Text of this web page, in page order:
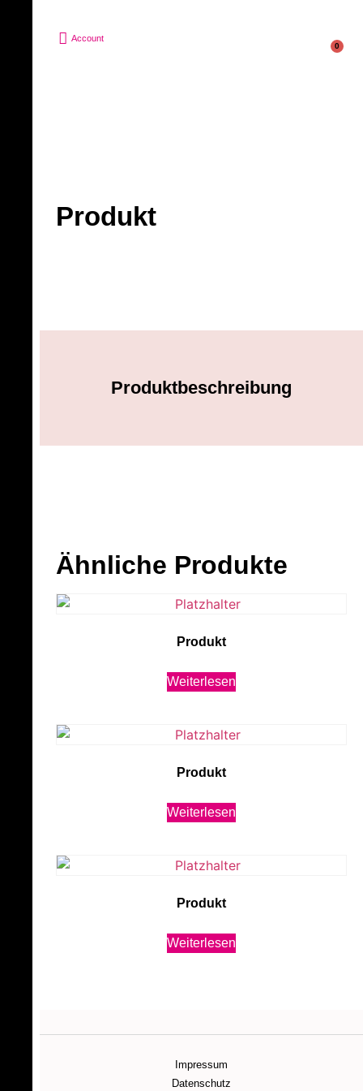
Account
0
Produkt
Produktbeschreibung
Ähnliche Produkte
Produkt
Weiterlesen
Produkt
Weiterlesen
Produkt
Weiterlesen
Impressum
Datenschutz